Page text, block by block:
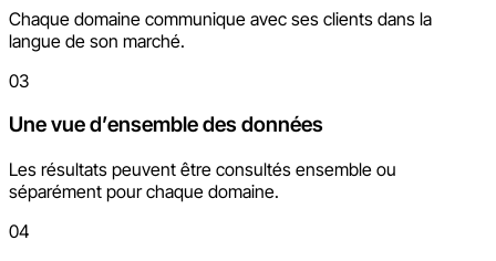
Chaque domaine communique avec ses clients dans la
langue de son marché.
03
Une vue d’ensemble des données
Les résultats peuvent être consultés ensemble ou
séparément pour chaque domaine.
04